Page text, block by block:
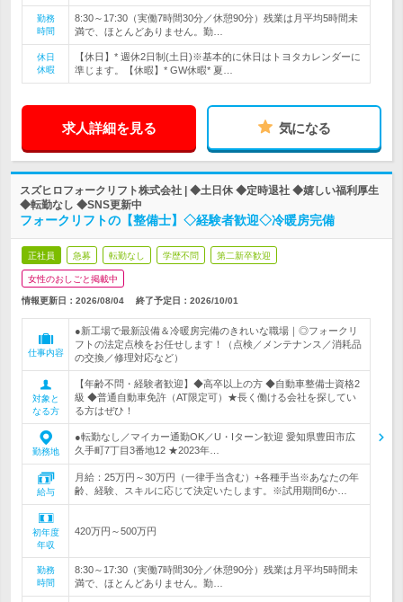
勤務
時間
8:30～17:30（実働7時間30分／休憩90分）残業は月平均5時間未
満で、ほとんどありません。勤…
休日
休暇
【休日】* 週休2日制(土日)※基本的に休日はトヨタカレンダーに
準じます。【休暇】* GW休暇* 夏…
求人詳細を見る 気になる
スズヒロフォークリフト株式会社 | ◆土日休 ◆定時退社 ◆嬉しい福利厚生
◆転勤なし ◆SNS更新中
フォークリフトの【整備士】◇経験者歓迎◇冷暖房完備
正社員 急募 転勤なし 学歴不問 第二新卒歓迎
女性のおしごと掲載中
情報更新日：2026/08/04 終了予定日： 2026/10/01
仕事内容
●新工場で最新設備＆冷暖房完備のきれいな職場｜◎フォークリ
フトの法定点検をお任せします！（点検／メンテナンス／消耗品
の交換／修理対応など）
対象と
なる方
【年齢不問・経験者歓迎】◆高卒以上の方 ◆自動車整備士資格2
級 ◆普通自動車免許（AT限定可）★長く働ける会社を探してい
る方はぜひ！
勤務地
●転勤なし／マイカー通勤OK／U・Iターン歓迎 愛知県豊田市広
久手町7丁目3番地12 ★2023年…
給与
月給：25万円～30万円（一律手当含む）+各種手当※あなたの年
齢、経験、スキルに応じて決定いたします。※試用期間6か…
初年度
年収
420万円～500万円
勤務
時間
8:30～17:30（実働7時間30分／休憩90分）残業は月平均5時間未
満で、ほとんどありません。勤…